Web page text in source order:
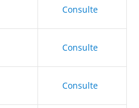
Consulte
Consulte
Consulte